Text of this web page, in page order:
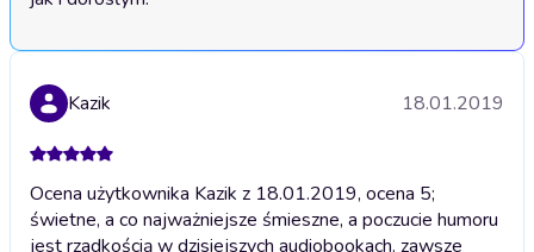
Kazik 18.01.2019
Ocena użytkownika Kazik z 18.01.2019, ocena 5;
świetne, a co najważniejsze śmieszne, a poczucie humoru
jest rzadkością w dzisiejszych audiobookach. zawsze